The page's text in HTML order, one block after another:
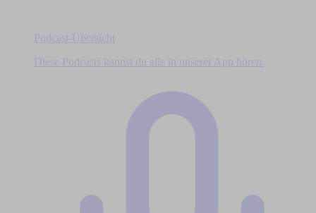
Podcast-Übersicht
Diese Podcasts kannst du alle in unserer App hören.